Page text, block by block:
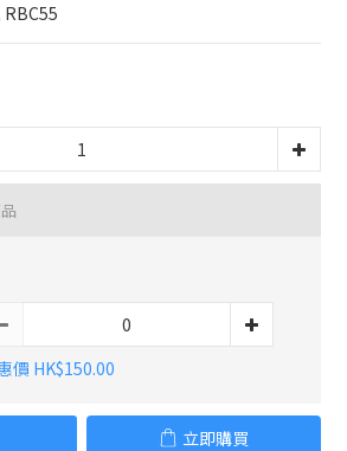
RBC55
價 HK$150.00
立即購買